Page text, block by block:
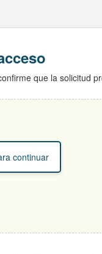
que la solicitud
continuar